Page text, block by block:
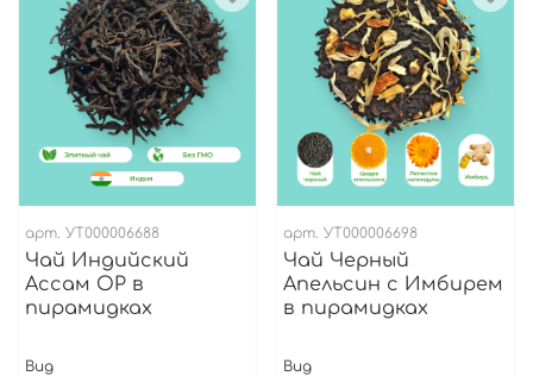
арт. УТ000006688
Чай Индийский
Ассам ОР в
пирамидках
Вид
арт. УТ000006698
Чай Черный
Апельсин с Имбирем
в пирамидках
Вид